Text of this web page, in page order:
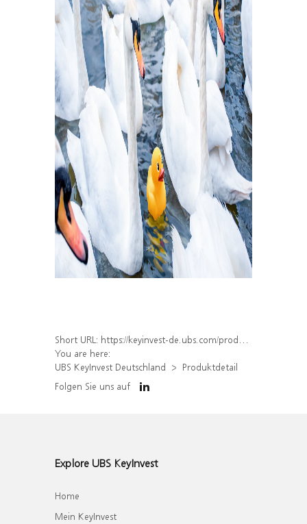
Short URL: https://keyinvest-de.ubs.com/produkt/detail/index/isin/DE000WA6RV64
You are here:
UBS KeyInvest Deutschland
Produktdetail
Folgen Sie uns auf
Explore UBS KeyInvest
Home
Mein KeyInvest